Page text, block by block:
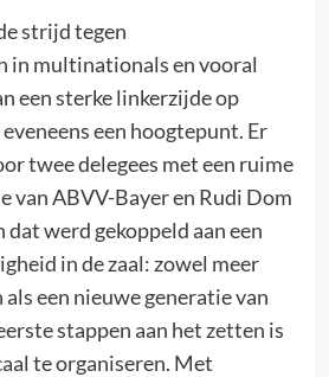
strijd tegen
in multinationals en vooral
een sterke linkerzijde op
een hoogtepunt. Er
twee delegees met een ruime
van ABVV-Bayer en Rudi Dom
dat werd gekoppeld aan een
in de zaal: zowel meer
een nieuwe generatie van
stappen aan het zetten is
te organiseren. Met